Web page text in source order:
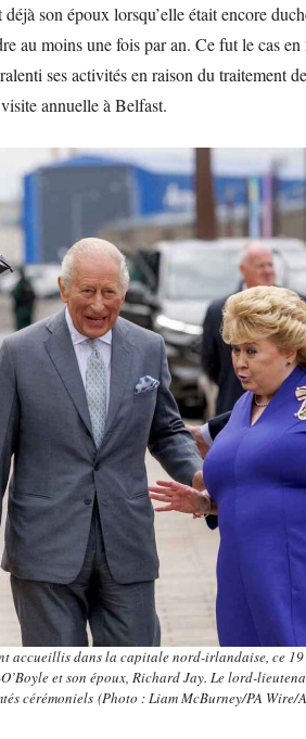
son époux lorsqu’elle était encore
au moins une fois par an. Ce fut le cas
ses activités en raison du traitement
annuelle à Belfast.
accueillis dans la capitale nord-irlandaise, ce
et son époux, Richard Jay. Le lord-
cérémoniels (Photo : Liam McBurney/PA Wire/